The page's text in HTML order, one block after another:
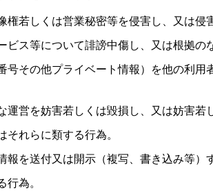
若しくは営業秘密等を侵害し、又は侵
ス等について誹謗中傷し、又は根拠の
その他プライベート情報）を他の利用
営を妨害若しくは毀損し、又は妨害若
れらに類する行為。
を送付又は開示（複写、書き込み等）
為。